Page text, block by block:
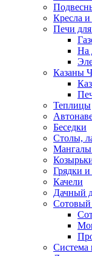
Кресла
Печи
На
Казаны
Теплицы
Беседки
Столы,
Мангалы
Грядки
Качели
Дачный
Сотовый
Система